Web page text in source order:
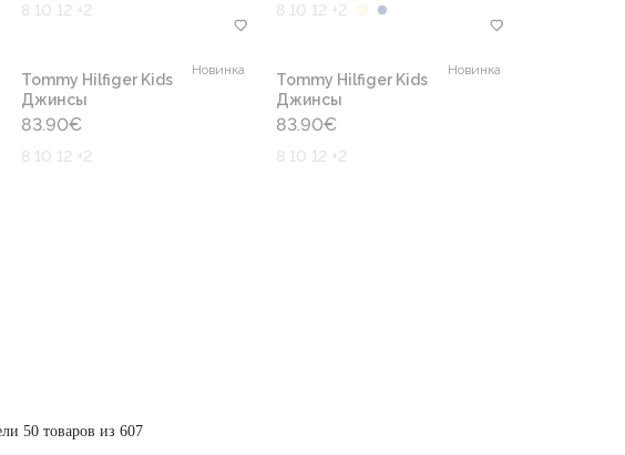
8 10 12 +2 8 10 12 +2
Новинка
Tommy Hilfiger Kids
Джинсы
83.90€
8 10 12 +2
Новинка
Tommy Hilfiger Kids
Джинсы
83.90€
8 10 12 +2
50 товаров из 607